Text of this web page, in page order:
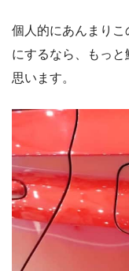
個人的にあんまり
にするなら、もっ
思います。